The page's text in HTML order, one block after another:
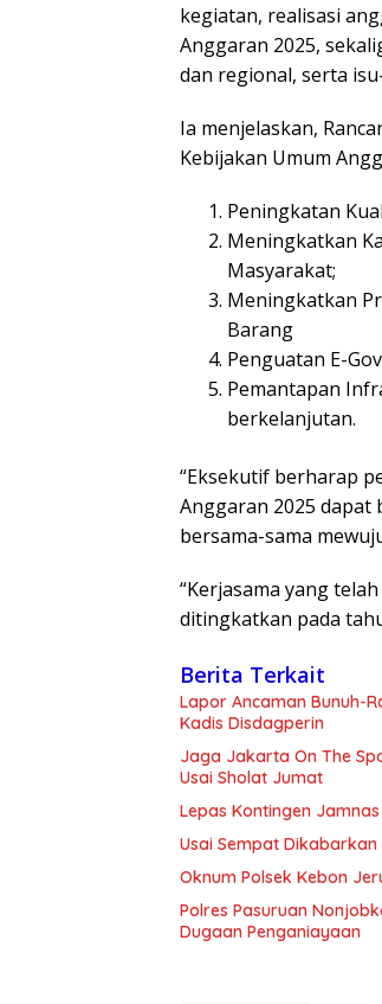
kegiatan, realisasi
Anggaran 2025,
dan regional, serta
Ia menjelaskan,
Kebijakan Umum
Peningkatan
Meningkatkan
Masyarakat;
Meningkatkan
Barang
Penguatan E-
Pemantapan
berkelanjutan.
“Eksekutif berharap
Anggaran 2025 dapat
bersama-sama
“Kerjasama yang
ditingkatkan pada
Berita Terkait
Lapor Ancaman Bunuh-
Kadis Disdagperin
Jaga Jakarta On The
Usai Sholat Jumat
Lepas Kontingen
Usai Sempat
Oknum Polsek Kebon
Polres Pasuruan
Dugaan Penganiayaan